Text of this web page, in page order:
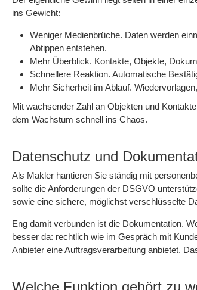
ins Gewicht:
Weniger Medienbrüche. Daten werden
Abtippen entstehen.
Mehr Überblick. Kontakte, Objekte,
Schnellere Reaktion. Automatische
Mehr Sicherheit im Ablauf.
Mit wachsender Zahl an Objekten und
dem Wachstum schnell ins Chaos.
Datenschutz und
Als Makler hantieren Sie ständig mit
sollte die Anforderungen der DSGVO
sowie eine sichere, möglichst verschlüsselte
Eng damit verbunden ist die Dokumentation.
besser da: rechtlich wie im Gespräch mit
Anbieter eine Auftragsverarbeitung anbietet.
Welche Funktion gehört zu